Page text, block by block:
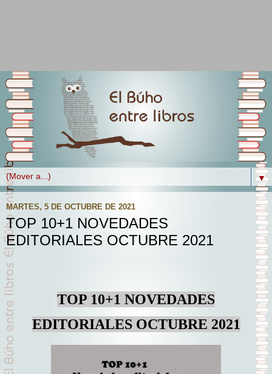
▼
MARTES, 5 DE OCTUBRE DE 2021
TOP 10+1 NOVEDADES
EDITORIALES OCTUBRE 2021
TOP 10+1 NOVEDADES
EDITORIALES OCTUBRE 2021